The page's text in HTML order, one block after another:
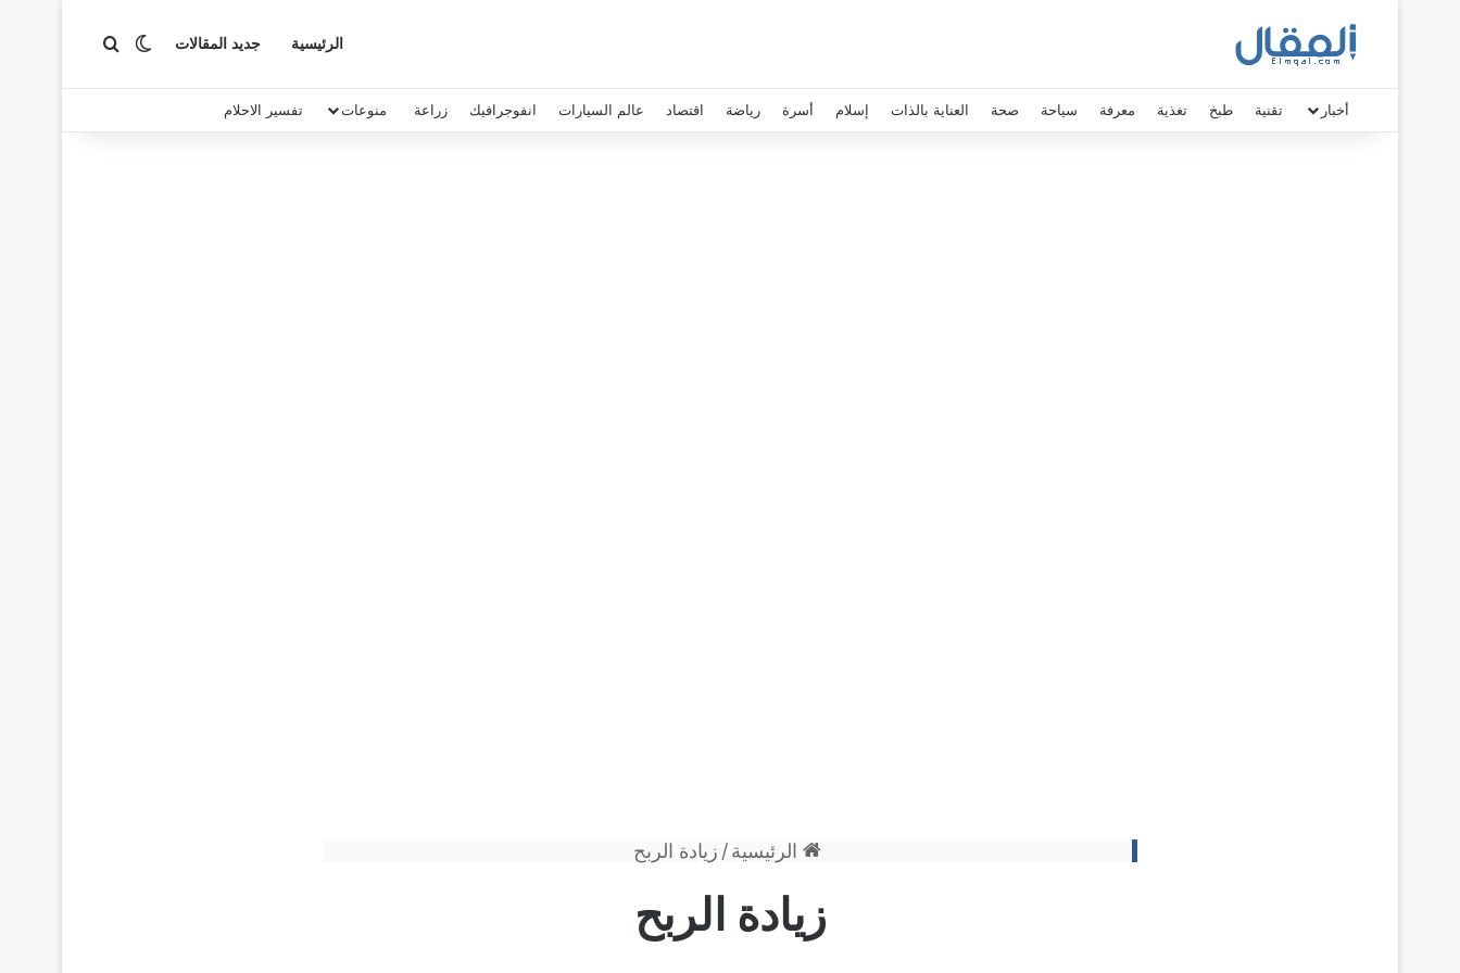
الرئيسية جديد المقالات الوضع المظلم
أخبار تقنية طبخ تغذية معرفة سياحة صحة العناية بالذات إسلام أسرة رياضة اقتصاد عالم السيارات انفوجرافيك زراعة منوعات تفسير الاحلام
الرئيسية/ زيادة الربح
زيادة الربح